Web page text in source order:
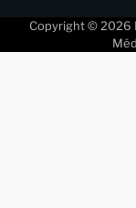
Copyright © 2026